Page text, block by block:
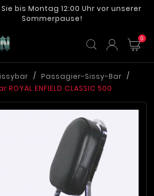
bis Montag 12:00 Uhr vor unserer
Sommerpause!
0
Passagier-Sissy-Bar
ROYAL ENFIELD CLASSIC 500